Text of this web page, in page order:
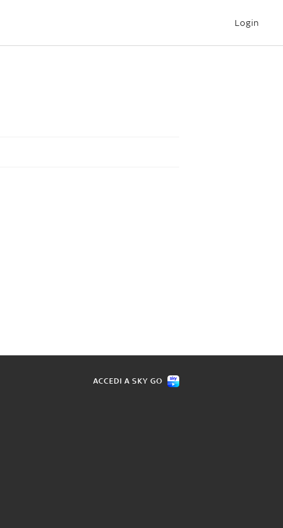
Login
ACCEDI A SKY GO